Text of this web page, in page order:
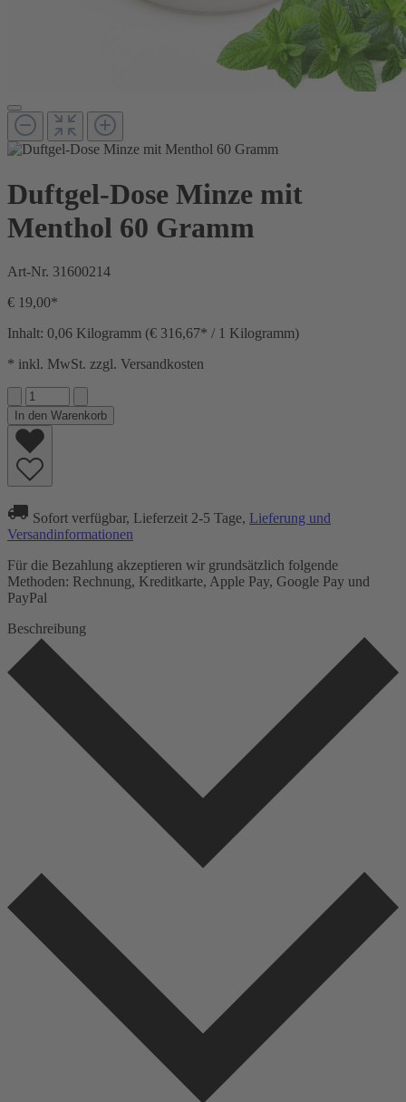
Duftgel-Dose Minze mit
Menthol 60 Gramm
Art-Nr. 31600214
€ 19,00*
Inhalt: 0,06 Kilogramm (€ 316,67* / 1 Kilogramm)
* inkl. MwSt. zzgl. Versandkosten
In den Warenkorb
Sofort verfügbar, Lieferzeit 2-5 Tage, Lieferung und
Versandinformationen
Für die Bezahlung akzeptieren wir grundsätzlich folgende
Methoden: Rechnung, Kreditkarte, Apple Pay, Google Pay und
PayPal
Beschreibung